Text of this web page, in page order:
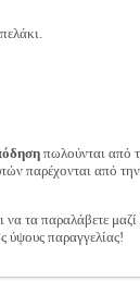
πωλούνται από
παρέχονται από
τα παραλάβετε
ύψους παραγγελίας!